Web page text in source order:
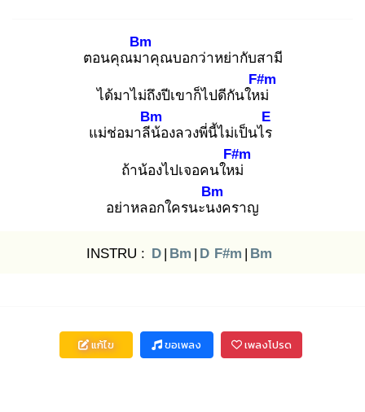
ตอนคุณมา
Bm
คุณบอกว่าหย่ากับสามี
ได้มาไม่ถึงปีเขาก็ไปดีกันใหม่
F#m
แม่ช่อมาลีน้
Bm
องลวงพี่นี้ไม่เป็นไร
E
ถ้าน้องไปเจอคนใหม่
F#m
อย่าหลอกใครนะนง
Bm
คราญ
INSTRU : D | Bm | D F#m | Bm
แก้ไข ขอเพลง เพลงโปรด